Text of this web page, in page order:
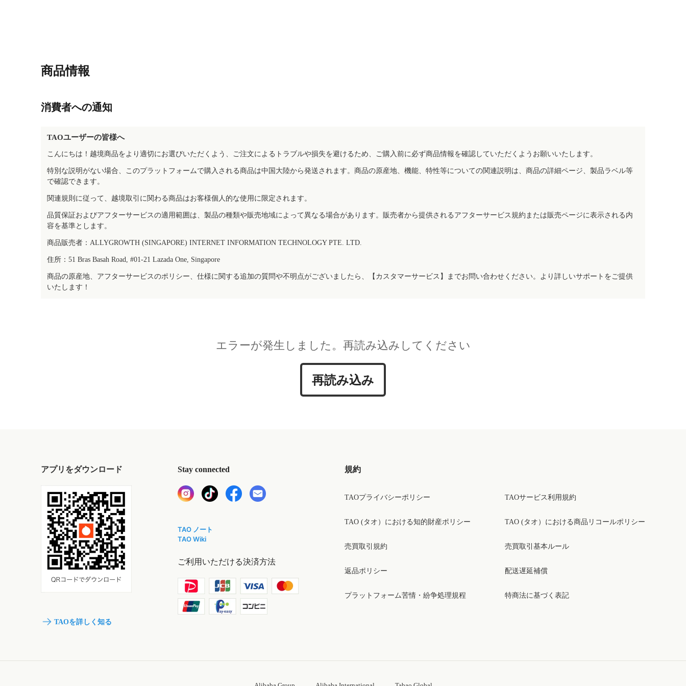
商品情報
消費者への通知
TAOユーザーの皆様へ
こんにちは！越境商品をより適切にお選びいただくよう、ご注文によるトラブルや損失を避けるため、ご購入前に必ず商品情報を確認していただくようお願いいたします。
特別な説明がない場合、このプラットフォームで購入される商品は中国大陸から発送されます。商品の原産地、機能、特性等についての関連説明は、商品の詳細ページ、製品ラベル等
で確認できます。
関連規則に従って、越境取引に関わる商品はお客様個人的な使用に限定されます。
品質保証およびアフターサービスの適用範囲は、製品の種類や販売地域によって異なる場合があります。販売者から提供されるアフターサービス規約または販売ページに表示される内
容を基準とします。
商品販売者：ALLYGROWTH (SINGAPORE) INTERNET INFORMATION TECHNOLOGY PTE. LTD.
住所：51 Bras Basah Road, #01-21 Lazada One, Singapore
商品の原産地、アフターサービスのポリシー、仕様に関する追加の質問や不明点がございましたら、【カスタマーサービス】までお問い合わせください。より詳しいサポートをご提供
いたします！
エラーが発生しました。再読み込みしてください
再読み込み
アプリをダウンロード
TAOを詳しく知る
Stay connected
TAO ノート
TAO Wiki
ご利用いただける決済方法
規約
TAOプライバシーポリシー
TAO (タオ）における知的財産ポリシー
売買取引規約
返品ポリシー
プラットフォーム苦情・紛争処理規程
TAOサービス利用規約
TAO (タオ）における商品リコールポリシー
売買取引基本ルール
配送遅延補償
特商法に基づく表記